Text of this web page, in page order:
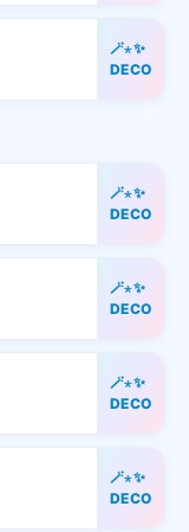
🪄⋆✨
DECO
🪄⋆✨
DECO
🪄⋆✨
DECO
🪄⋆✨
DECO
🪄⋆✨
DECO